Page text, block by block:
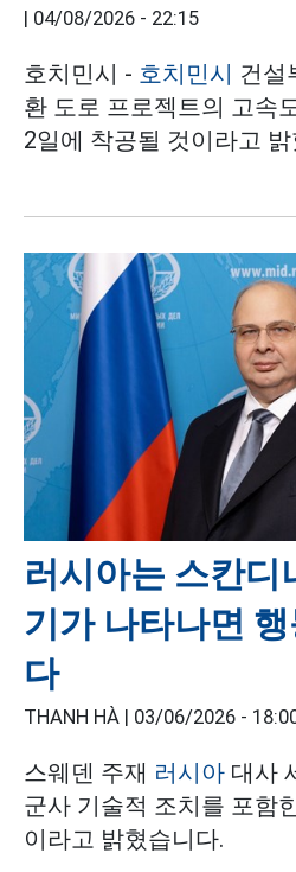
| 04/08/2026 - 22:15
호치민시 - 호치민시 건설
환 도로 프로젝트의 고속
2일에 착공될 것이라고
러시아는 스칸디
기가 나타나면
다
THANH HÀ | 03/06/2026 -
스웨덴 주재 러시아 대사
군사 기술적 조치를 포함
이라고 밝혔습니다.